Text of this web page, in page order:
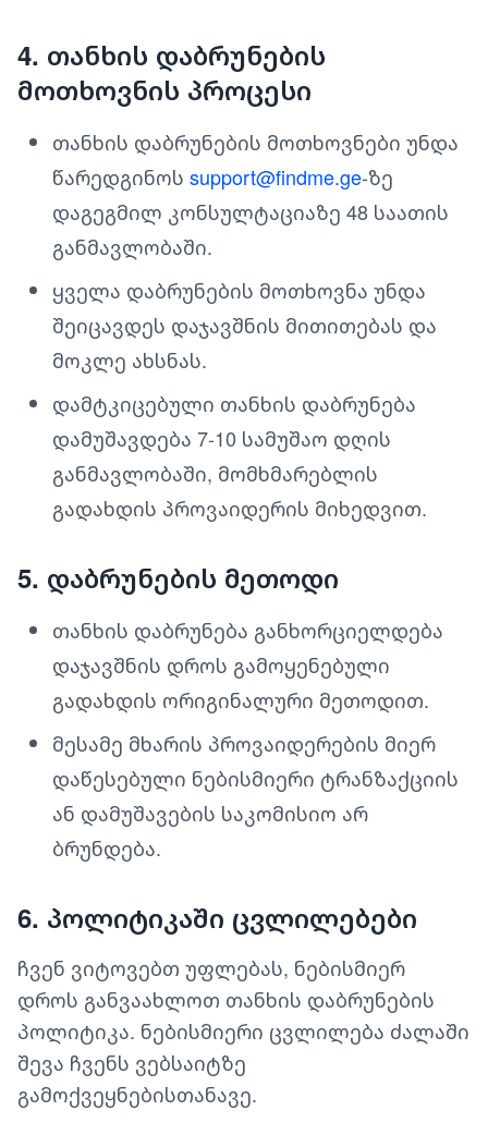
4. თანხის დაბრუნების
მოთხოვნის პროცესი
თანხის დაბრუნების მოთხოვნები უნდა
წარედგინოს support@findme.ge-ზე
დაგეგმილ კონსულტაციაზე 48 საათის
განმავლობაში.
ყველა დაბრუნების მოთხოვნა უნდა
შეიცავდეს დაჯავშნის მითითებას და
მოკლე ახსნას.
დამტკიცებული თანხის დაბრუნება
დამუშავდება 7-10 სამუშაო დღის
განმავლობაში, მომხმარებლის
გადახდის პროვაიდერის მიხედვით.
5. დაბრუნების მეთოდი
თანხის დაბრუნება განხორციელდება
დაჯავშნის დროს გამოყენებული
გადახდის ორიგინალური მეთოდით.
მესამე მხარის პროვაიდერების მიერ
დაწესებული ნებისმიერი ტრანზაქციის
ან დამუშავების საკომისიო არ
ბრუნდება.
6. პოლიტიკაში ცვლილებები
ჩვენ ვიტოვებთ უფლებას, ნებისმიერ
დროს განვაახლოთ თანხის დაბრუნების
პოლიტიკა. ნებისმიერი ცვლილება ძალაში
შევა ჩვენს ვებსაიტზე
გამოქვეყნებისთანავე.